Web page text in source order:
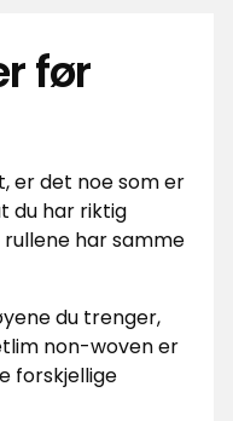
før
er det noe som er
du har riktig
har samme
du trenger,
non-woven er
forskjellige